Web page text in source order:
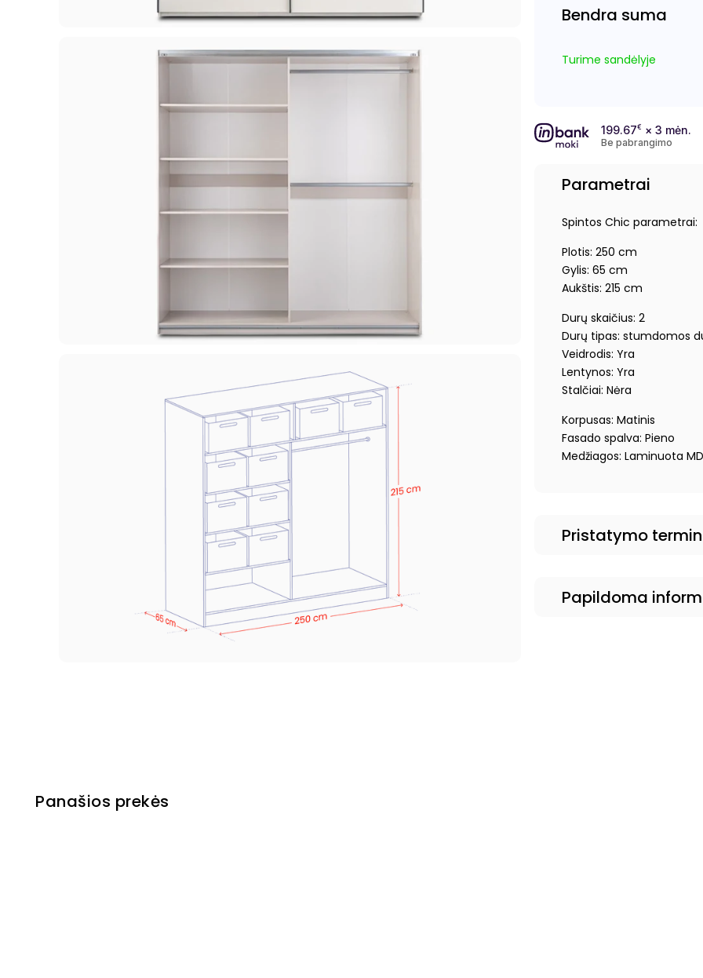
Bendra suma
Turime sandėlyje
199.67€ × 3 mėn.
Be pabrangimo
Parametrai
Spintos Chic parametrai:
Plotis: 250 cm
Gylis: 65 cm
Aukštis: 215 cm
Durų skaičius: 2
Durų tipas: stumdomos
Veidrodis: Yra
Lentynos: Yra
Stalčiai: Nėra
Korpusas: Matinis
Fasado spalva: Pieno
Medžiagos: Laminuota
Pristatymo
Papildoma
Panašios prekės